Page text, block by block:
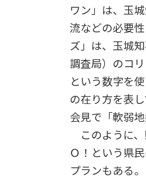
ワン」は、玉
流などの必要
ズ」は、玉城
調査局）のコ
という数字を
の在り方を表
会見で「軟弱
このように、
Ｏ！という県
プランもある。